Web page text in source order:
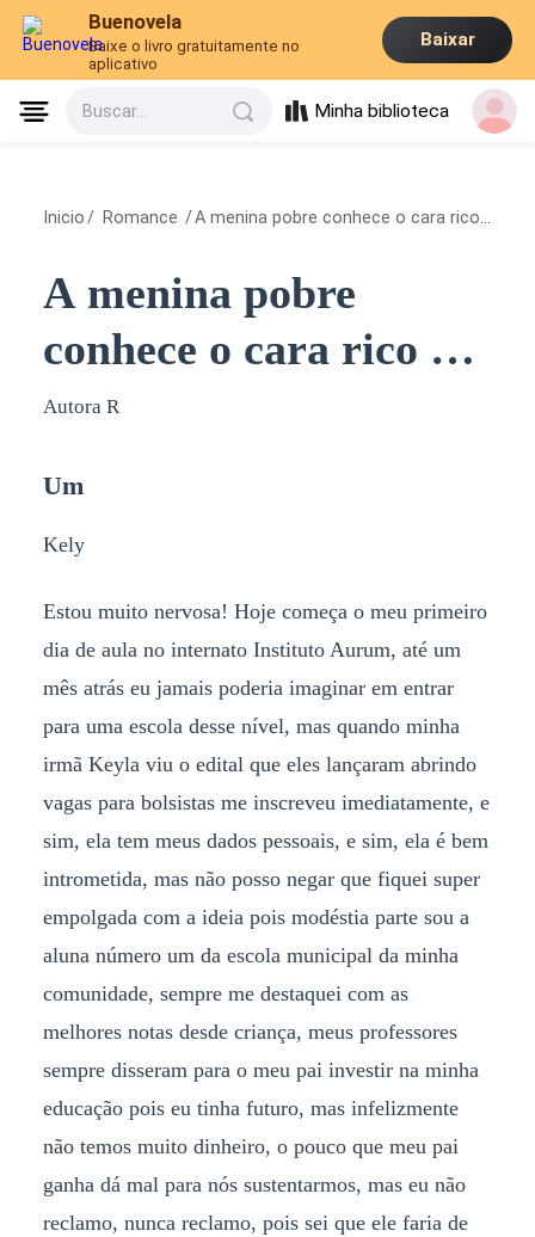
Buenovela
Baixe o livro gratuitamente no
aplicativo
Baixar
Buscar... Minha biblioteca
Inicio / Romance /A menina pobre conhece o cara rico e mal
A menina pobre
conhece o cara rico e
mal
Autora R
Um
Kely
Estou muito nervosa! Hoje começa o meu primeiro
dia de aula no internato Instituto Aurum, até um
mês atrás eu jamais poderia imaginar em entrar
para uma escola desse nível, mas quando minha
irmã Keyla viu o edital que eles lançaram abrindo
vagas para bolsistas me inscreveu imediatamente, e
sim, ela tem meus dados pessoais, e sim, ela é bem
intrometida, mas não posso negar que fiquei super
empolgada com a ideia pois modéstia parte sou a
aluna número um da escola municipal da minha
comunidade, sempre me destaquei com as
melhores notas desde criança, meus professores
sempre disseram para o meu pai investir na minha
educação pois eu tinha futuro, mas infelizmente
não temos muito dinheiro, o pouco que meu pai
ganha dá mal para nós sustentarmos, mas eu não
reclamo, nunca reclamo, pois sei que ele faria de